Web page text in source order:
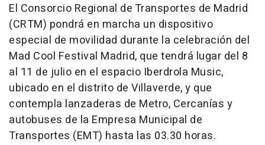
El Consorcio Regional de Transportes de Madrid
(CRTM) pondrá en marcha un dispositivo
especial de movilidad durante la celebración del
Mad Cool Festival Madrid, que tendrá lugar del 8
al 11 de julio en el espacio Iberdrola Music,
ubicado en el distrito de Villaverde, y que
contempla lanzaderas de Metro, Cercanías y
autobuses de la Empresa Municipal de
Transportes (EMT) hasta las 03.30 horas.